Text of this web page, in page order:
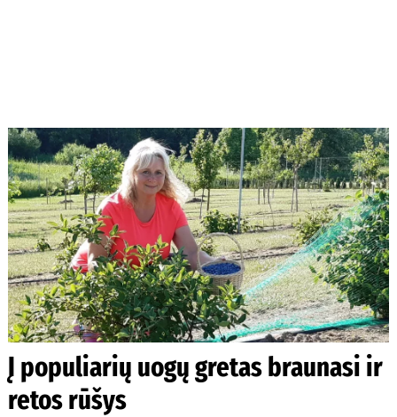
Į populiarių uogų gretas braunasi ir
retos rūšys